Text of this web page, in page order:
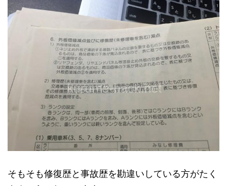
そもそも修復歴と事故歴を勘違いしている方がたく